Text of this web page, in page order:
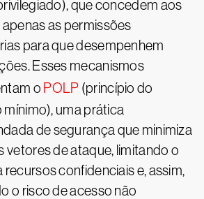
que concedem aos
as permissões
para que desempenhem
Esses mecanismos
o POLP (princípio do
mínimo), uma prática
de segurança que minimiza
vetores de ataque, limitando o
recursos confidenciais e, assim,
o risco de acesso não